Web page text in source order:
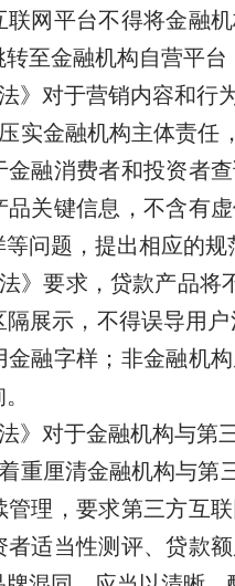
联网平台不得将金融
至金融机构自营平
》对于营销内容和行
压实金融机构主体责
金融消费者和投资者
品关键信息，不含有
问题，提出相应的规
》要求，贷款产品将
隔展示，不得误导用
金融字样；非金融机
》对于金融机构与第
着重厘清金融机构与
管理，要求第三方互
者适当性测评、贷款